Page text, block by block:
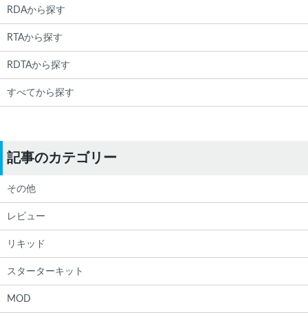
RDAから探す
RTAから探す
RDTAから探す
すべてから探す
記事のカテゴリー
その他
レビュー
リキッド
スターターキット
MOD